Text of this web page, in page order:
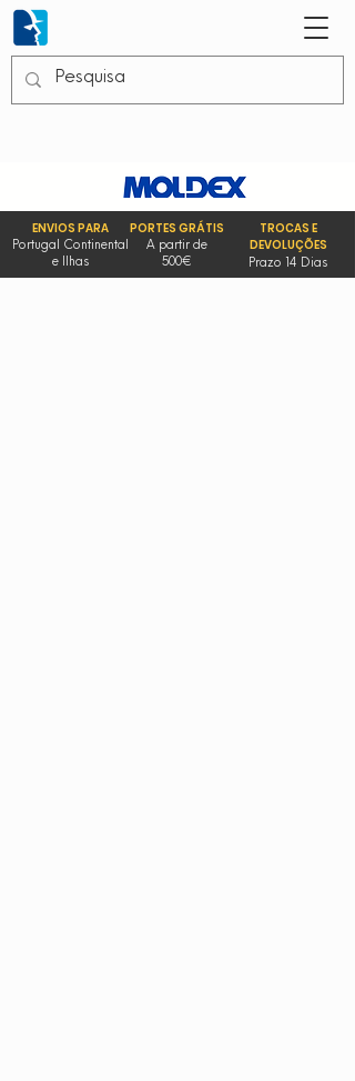
ENVIOS PARA PORTES GRÁTIS
Portugal Continental
e Ilhas
A partir de
500€
TROCAS E
DEVOLUÇÕES
Prazo 14 Dias